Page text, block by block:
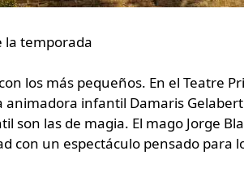
la temporada
los más pequeños. En el Teatre
animadora infantil Damaris
son las de magia. El mago Jorge
con un espectáculo pensado para